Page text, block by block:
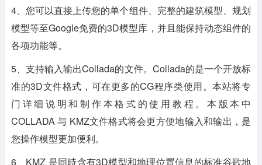
4、您可以直接上传您的单个组件、完整的建筑模型、规划
模型等至Google免费的3D模型库，并且能保持动态组件的
各项功能等。
5、支持输入输出Collada的文件。Collada的是一个开放标
准的3D文件格式，可在更多的CG程序类使用。本站将专
门详细说明和制作本格式的使用教程。本版本中
COLLADA 与 KMZ文件格式将会更方便地输入和输出，是
您操作模型更加便利。
6、KMZ 是同時含有3D模型和地理位置信息的标准谷歌地